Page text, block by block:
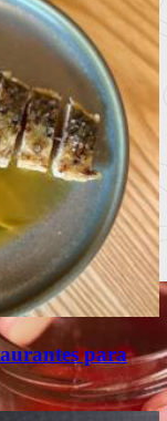
para